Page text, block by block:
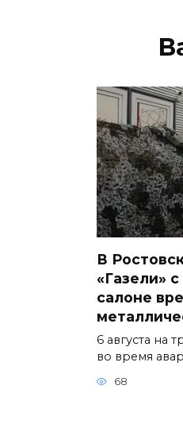
В
«Газели»
салоне
6 августа на
во время
68